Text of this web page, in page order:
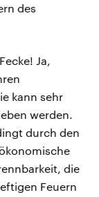
des
Ja,
kann sehr
werden.
durch den
die
Feuern